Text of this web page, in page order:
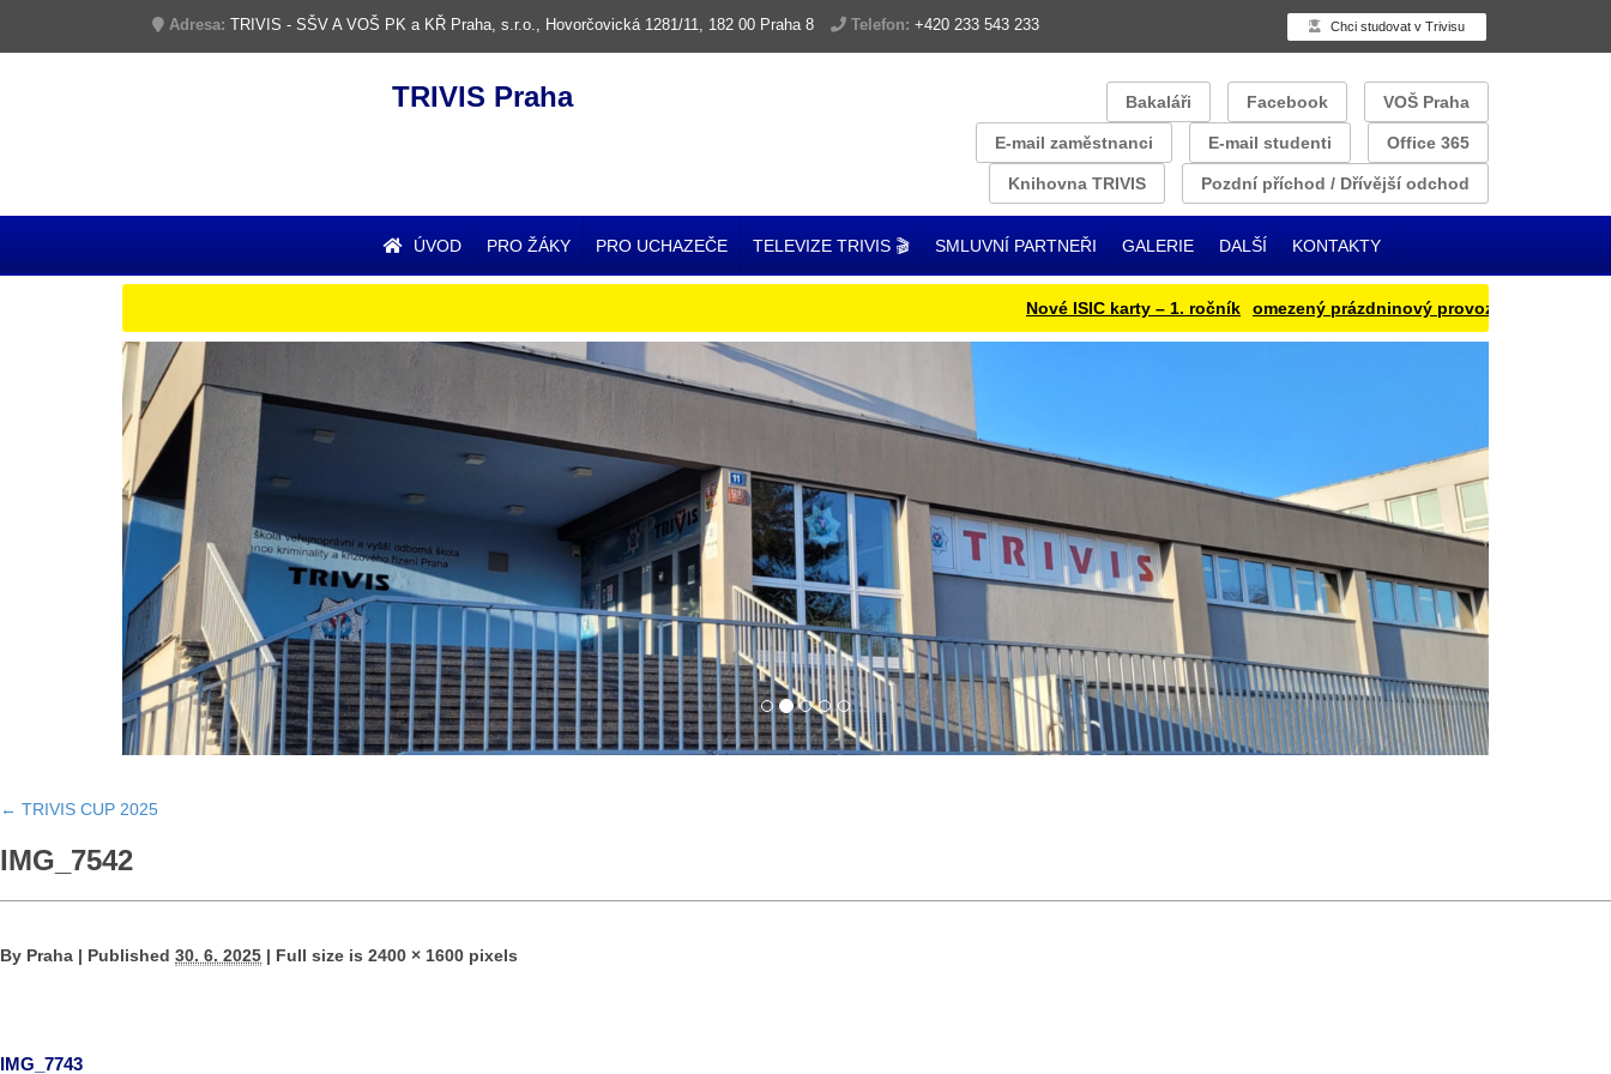
Adresa: TRIVIS - SŠV A VOŠ PK a KŘ Praha, s.r.o., Hovorčovická 1281/11, 182 00 Praha 8 Telefon: +420 233 543 233 Chci studovat v Trivisu
TRIVIS Praha Bakaláři Facebook VOŠ Praha
E-mail zaměstnanci E-mail studenti Office 365
Knihovna TRIVIS Pozdní příchod / Dřívější odchod
ÚVOD PRO ŽÁKY PRO UCHAZEČE TELEVIZE TRIVIS 🎬 SMLUVNÍ PARTNEŘI GALERIE DALŠÍ KONTAKTY
Nové ISIC karty – 1. ročník omezený prázdninový provoz Přihlašování
← TRIVIS CUP 2025
IMG_7542
By Praha | Published 30. 6. 2025 | Full size is 2400 × 1600 pixels
IMG_7743